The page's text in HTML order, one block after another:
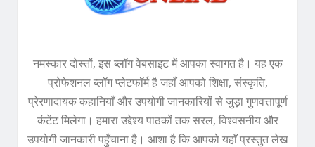
नमस्कार दोस्तों, इस ब्लॉग वेबसाइट में आपका स्वागत है। यह एक
प्रोफेशनल ब्लॉग प्लेटफॉर्म है जहाँ आपको शिक्षा, संस्कृति,
प्रेरणादायक कहानियाँ और उपयोगी जानकारियों से जुड़ा गुणवत्तापूर्ण
कंटेंट मिलेगा। हमारा उद्देश्य पाठकों तक सरल, विश्वसनीय और
उपयोगी जानकारी पहुँचाना है। आशा है कि आपको यहाँ प्रस्तुत लेख